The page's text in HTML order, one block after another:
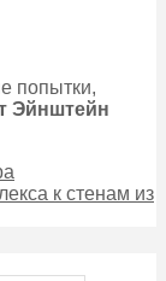
попытки,
Эйнштейн
к стенам из